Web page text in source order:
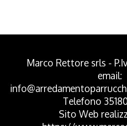
Marco Rettore srls -
email:
Telefono
Sito Web